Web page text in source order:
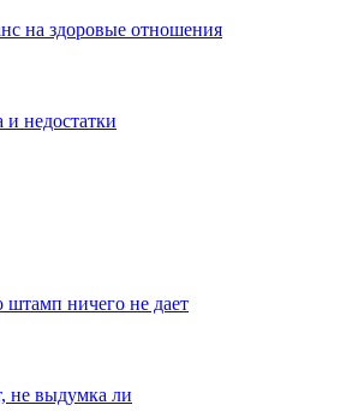
на здоровые отношения
недостатки
штамп ничего не дает
не выдумка ли